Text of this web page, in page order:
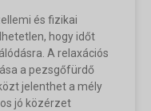
és fizikai
hogy időt
A relaxációs
a pezsgőfürdő
jelenthet a mély
jó közérzet